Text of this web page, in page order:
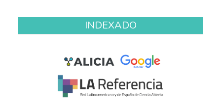
INDEXADO